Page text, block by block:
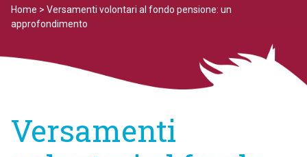
Home > Versamenti volontari al fondo pensione: un
approfondimento
Versamenti